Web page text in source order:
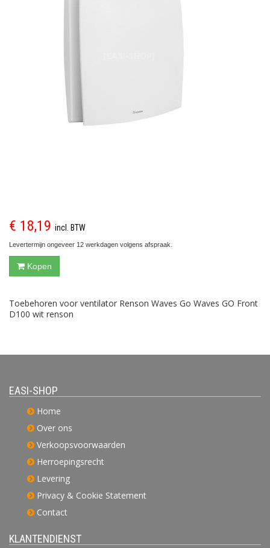
€ 18,19 incl. BTW
Levertermijn ongeveer 12 werkdagen volgens afspraak.
Kopen
Toebehoren voor ventilator Renson Waves Go Waves GO Front
D100 wit renson
EASI-SHOP
Home
Over ons
Verkoopsvoorwaarden
Herroepingsrecht
Levering
Privacy & Cookie Statement
Contact
KLANTENDIENST